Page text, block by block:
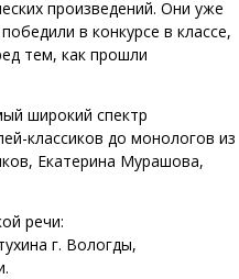
произведений. Они уже
в конкурсе в классе,
тем, как прошли
широкий спектр
классиков до монологов из
Екатерина Мурашова,
речи:
г. Вологды,